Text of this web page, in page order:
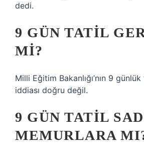
dedi.
9 GÜN TATIL
MI?
Milli Eğitim Bakanlığı’nın 9
iddiası doğru değil.
9 GÜN TATIL
MEMURLARA